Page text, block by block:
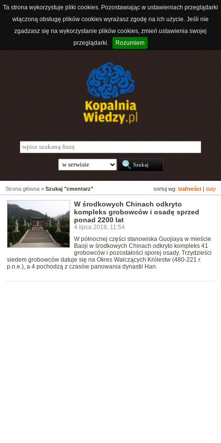
Ta strona wykorzystuje pliki cookies. Pozostawiając w ustawieniach przeglądarki
włączoną obsługę plików cookies wyrażasz zgodę na ich użycie. Jeśli nie
zgadzasz się na wykorzystanie plików cookies, zmień ustawienia swojej
przeglądarki.
Rozumiem
sortuj wg: trafności daty
Strona główna > Szukaj "cmentarz"
W środkowych Chinach odkryto
kompleks grobowców i osadę sprzed
ponad 2200 lat
4 lipca 2018, 11:54
W północnej części stanowiska Guojiaya w mieście
Baoji w środkowych Chinach odkryto kompleks 41
grobowców i pozostałości sporej osady. Trzydzieści
siedem grobowców datuje się na Okres Walczących Królestw (480-221 r.
p.n.e.), a 4 pochodzą z czasów panowania dynastii Han.